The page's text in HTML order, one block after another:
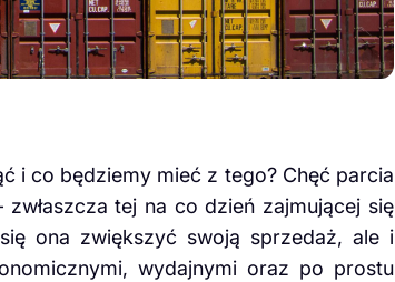
i co będziemy mieć z tego? Chęć parcia
zwłaszcza tej na co dzień zajmującej się
ona zwiększyć swoją sprzedaż, ale i
wydajnymi oraz po prostu